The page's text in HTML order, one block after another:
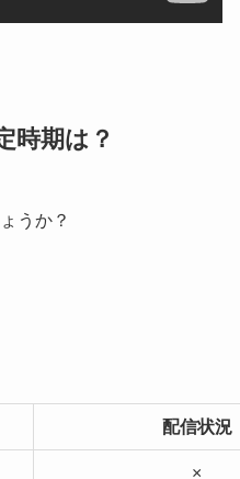
時期は？
うか？
配信状況
×